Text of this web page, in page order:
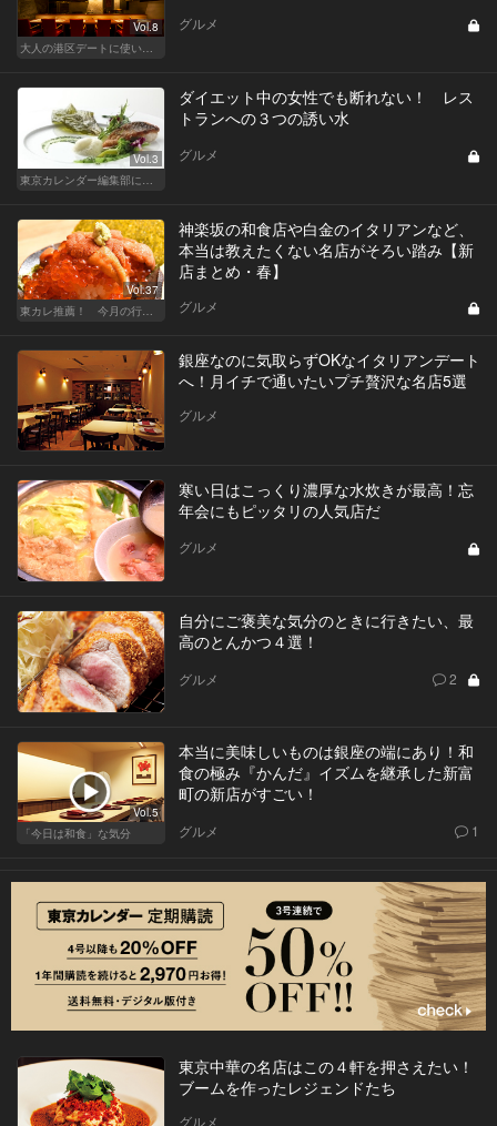
Vol.8
大人の港区デートに使いたい、秘密の隠れ家
グルメ
Vol.3
ダイエット中の女性でも断れない！ レス
トランへの３つの誘い水
グルメ
Vol.37
神楽坂の和食店や白金のイタリアンなど、
本当は教えたくない名店がそろい踏み【新
店まとめ・春】
グルメ
銀座なのに気取らずOKなイタリアンデート
へ！月イチで通いたいプチ贅沢な名店5選
グルメ
寒い日はこっくり濃厚な水炊きが最高！忘
年会にもピッタリの人気店だ
グルメ
自分にご褒美な気分のときに行きたい、最
高のとんかつ４選！
グルメ 2
Vol.5
「今日は和食」な気分
本当に美味しいものは銀座の端にあり！和
食の極み『かんだ』イズムを継承した新富
町の新店がすごい！
グルメ 1
東京中華の名店はこの４軒を押さえたい！
ブームを作ったレジェンドたち
グルメ